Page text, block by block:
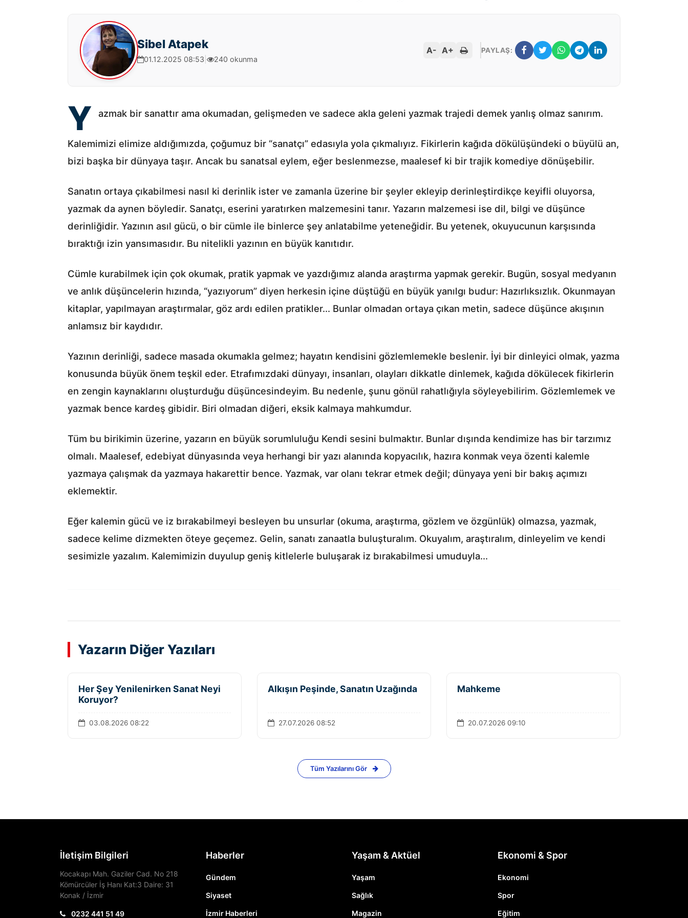
Sibel Atapek
01.12.2025 08:53 240 okunma
A- A+ PAYLAŞ:
Y azmak bir sanattır ama okumadan, gelişmeden ve sadece akla geleni yazmak trajedi demek yanlış olmaz sanırım.
Kalemimizi elimize aldığımızda, çoğumuz bir “sanatçı” edasıyla yola çıkmalıyız. Fikirlerin kağıda dökülüşündeki o büyülü an,
bizi başka bir dünyaya taşır. Ancak bu sanatsal eylem, eğer beslenmezse, maalesef ki bir trajik komediye dönüşebilir.
Sanatın ortaya çıkabilmesi nasıl ki derinlik ister ve zamanla üzerine bir şeyler ekleyip derinleştirdikçe keyifli oluyorsa,
yazmak da aynen böyledir. Sanatçı, eserini yaratırken malzemesini tanır. Yazarın malzemesi ise dil, bilgi ve düşünce
derinliğidir. Yazının asıl gücü, o bir cümle ile binlerce şey anlatabilme yeteneğidir. Bu yetenek, okuyucunun karşısında
bıraktığı izin yansımasıdır. Bu nitelikli yazının en büyük kanıtıdır.
Cümle kurabilmek için çok okumak, pratik yapmak ve yazdığımız alanda araştırma yapmak gerekir. Bugün, sosyal medyanın
ve anlık düşüncelerin hızında, “yazıyorum” diyen herkesin içine düştüğü en büyük yanılgı budur: Hazırlıksızlık. Okunmayan
kitaplar, yapılmayan araştırmalar, göz ardı edilen pratikler... Bunlar olmadan ortaya çıkan metin, sadece düşünce akışının
anlamsız bir kaydıdır.
Yazının derinliği, sadece masada okumakla gelmez; hayatın kendisini gözlemlemekle beslenir. İyi bir dinleyici olmak, yazma
konusunda büyük önem teşkil eder. Etrafımızdaki dünyayı, insanları, olayları dikkatle dinlemek, kağıda dökülecek fikirlerin
en zengin kaynaklarını oluşturduğu düşüncesindeyim. Bu nedenle, şunu gönül rahatlığıyla söyleyebilirim. Gözlemlemek ve
yazmak bence kardeş gibidir. Biri olmadan diğeri, eksik kalmaya mahkumdur.
Tüm bu birikimin üzerine, yazarın en büyük sorumluluğu Kendi sesini bulmaktır. Bunlar dışında kendimize has bir tarzımız
olmalı. Maalesef, edebiyat dünyasında veya herhangi bir yazı alanında kopyacılık, hazıra konmak veya özenti kalemle
yazmaya çalışmak da yazmaya hakarettir bence. Yazmak, var olanı tekrar etmek değil; dünyaya yeni bir bakış açımızı
eklemektir.
Eğer kalemin gücü ve iz bırakabilmeyi besleyen bu unsurlar (okuma, araştırma, gözlem ve özgünlük) olmazsa, yazmak,
sadece kelime dizmekten öteye geçemez. Gelin, sanatı zanaatla buluşturalım. Okuyalım, araştıralım, dinleyelim ve kendi
sesimizle yazalım. Kalemimizin duyulup geniş kitlelerle buluşarak iz bırakabilmesi umuduyla...
Yazarın Diğer Yazıları
Her Şey Yenilenirken Sanat Neyi
Koruyor?
03.08.2026 08:22
Alkışın Peşinde, Sanatın Uzağında
27.07.2026 08:52
Mahkeme
20.07.2026 09:10
Tüm Yazılarını Gör
İletişim Bilgileri
Kocakapı Mah. Gaziler Cad. No 218
Kömürcüler İş Hanı Kat:3 Daire: 31
Konak / İzmir
0232 441 51 49
Haberler
Gündem
Siyaset
İzmir Haberleri
Yaşam & Aktüel
Yaşam
Sağlık
Magazin
Ekonomi & Spor
Ekonomi
Spor
Eğitim